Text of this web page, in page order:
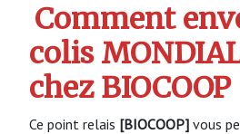
Comment
colis
chez BIOCOOP
Ce point relais [BIOCOOP] vous